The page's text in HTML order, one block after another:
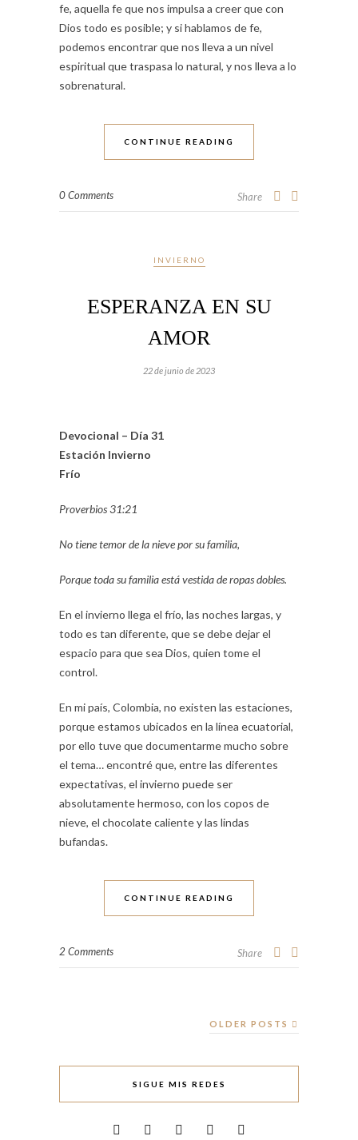
fe, aquella fe que nos impulsa a creer que con
Dios todo es posible; y si hablamos de fe,
podemos encontrar que nos lleva a un nivel
espiritual que traspasa lo natural, y nos lleva a lo
sobrenatural.
CONTINUE READING
0 Comments Share
INVIERNO
ESPERANZA EN SU
AMOR
22 de junio de 2023
Devocional – Día 31
Estación Invierno
Frío
Proverbios 31:21
No tiene temor de la nieve por su familia,
Porque toda su familia está vestida de ropas dobles.
En el invierno llega el frío, las noches largas, y
todo es tan diferente, que se debe dejar el
espacio para que sea Dios, quien tome el
control.
En mi país, Colombia, no existen las estaciones,
porque estamos ubicados en la línea ecuatorial,
por ello tuve que documentarme mucho sobre
el tema… encontré que, entre las diferentes
expectativas, el invierno puede ser
absolutamente hermoso, con los copos de
nieve, el chocolate caliente y las lindas
bufandas.
CONTINUE READING
2 Comments Share
OLDER POSTS
SIGUE MIS REDES